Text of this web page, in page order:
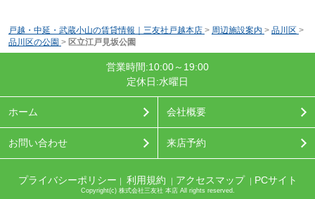
戸越・中延・武蔵小山の賃貸情報｜三友社戸越本店 > 周辺施設案内 > 品川区 >
品川区の公園 > 区立江戸見坂公園
営業時間:10:00～19:00
定休日:水曜日
ホーム 会社概要
お問い合わせ 来店予約
プライバシーポリシー ｜ 利用規約 ｜ アクセスマップ ｜ PCサイト
Copyright(c) 株式会社三友社 本店 All rights reserved.